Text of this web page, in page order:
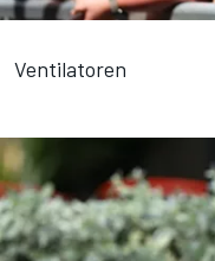
Ventilatoren